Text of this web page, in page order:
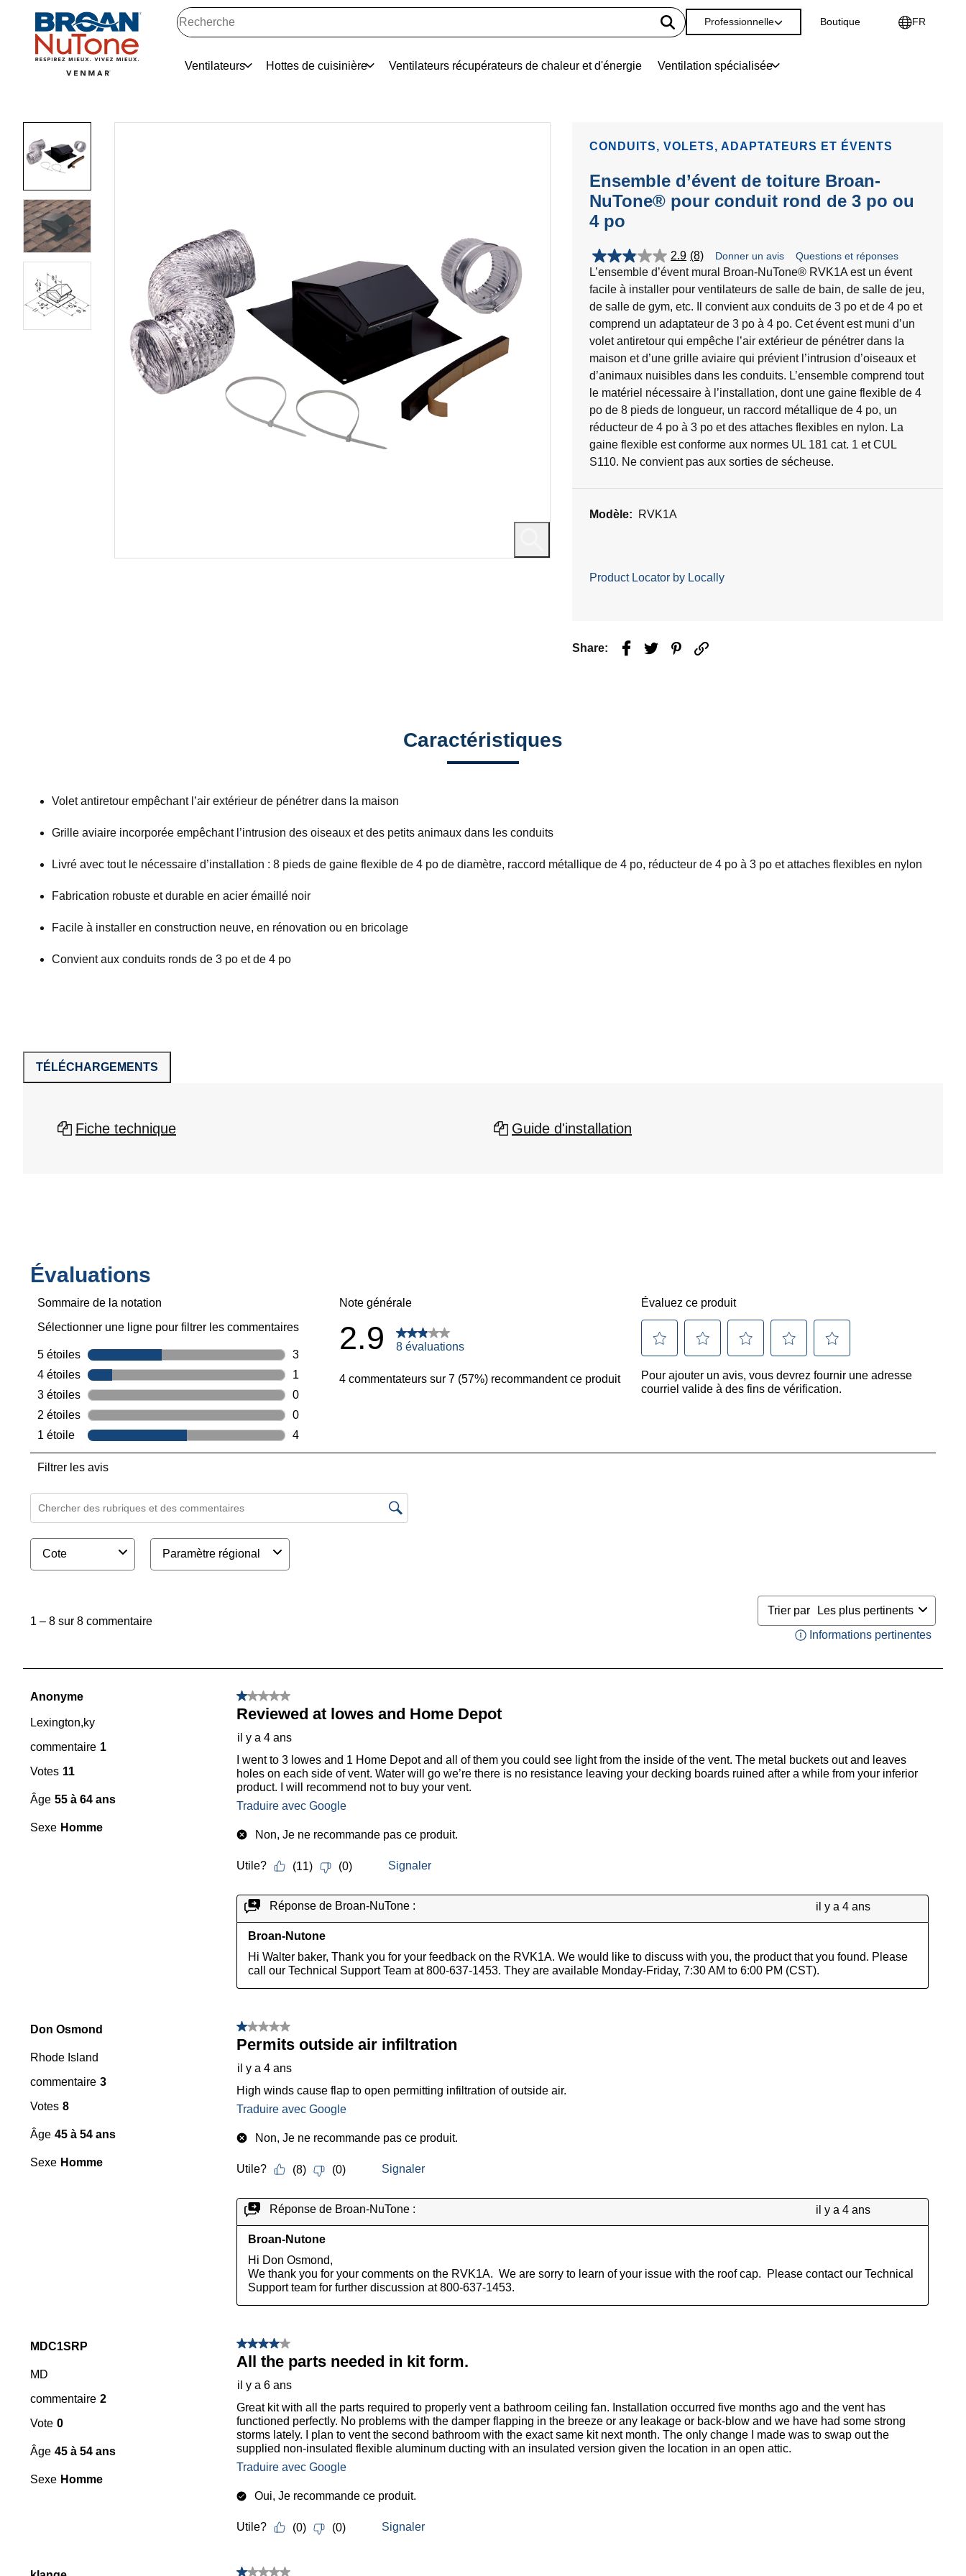
Ventilateurs Hottes de cuisinière Ventilateurs récupérateurs de chaleur et d'énergie Ventilation spécialisée
Professionnelle Boutique FR
CONDUITS, VOLETS, ADAPTATEURS ET ÉVENTS
Ensemble d’évent de toiture Broan-
NuTone® pour conduit rond de 3 po ou
4 po
2.9 (8)
2.9
étoile(s)
sur
5.
évaluations
Donner un avis Questions et réponses
L’ensemble d’évent mural Broan-NuTone® RVK1A est un évent
facile à installer pour ventilateurs de salle de bain, de salle de jeu,
de salle de gym, etc. Il convient aux conduits de 3 po et de 4 po et
comprend un adaptateur de 3 po à 4 po. Cet évent est muni d’un
volet antiretour qui empêche l’air extérieur de pénétrer dans la
maison et d’une grille aviaire qui prévient l’intrusion d’oiseaux et
d’animaux nuisibles dans les conduits. L’ensemble comprend tout
le matériel nécessaire à l’installation, dont une gaine flexible de 4
po de 8 pieds de longueur, un raccord métallique de 4 po, un
réducteur de 4 po à 3 po et des attaches flexibles en nylon. La
gaine flexible est conforme aux normes UL 181 cat. 1 et CUL
S110. Ne convient pas aux sorties de sécheuse.
Modèle: RVK1A
Product Locator by Locally
Share: Facebook
TwitterPinterest
Email
Caractéristiques
Volet antiretour empêchant l’air extérieur de pénétrer dans la maison
Grille aviaire incorporée empêchant l’intrusion des oiseaux et des petits animaux dans les conduits
Livré avec tout le nécessaire d’installation : 8 pieds de gaine flexible de 4 po de diamètre, raccord métallique de 4 po, réducteur de 4 po à 3 po et attaches flexibles en nylon
Fabrication robuste et durable en acier émaillé noir
Facile à installer en construction neuve, en rénovation ou en bricolage
Convient aux conduits ronds de 3 po et de 4 po
TÉLÉCHARGEMENTS
Fiche technique Guide d'installation